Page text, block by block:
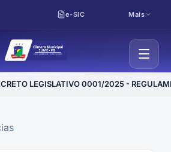
e-SIC Mais
LEGISLATIVO 0001/2025 -